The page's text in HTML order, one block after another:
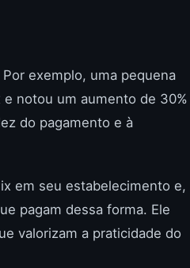
exemplo, uma pequena
e notou um aumento de 30%
do pagamento e à
em seu estabelecimento e,
pagam dessa forma. Ele
valorizam a praticidade do